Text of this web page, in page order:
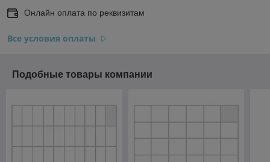
Онлайн оплата по реквизитам
Все условия оплаты
Подобные товары компании